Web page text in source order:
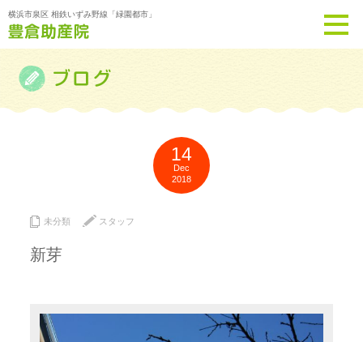
横浜市泉区 相鉄いずみ野線「緑園都市」
14
Dec
2018
未分類 スタッフ
新芽